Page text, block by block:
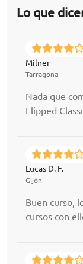
Lo que
Milner
Tarragona
Nada que
Flipped
Lucas D. F.
Gijón
Buen curso,
cursos con